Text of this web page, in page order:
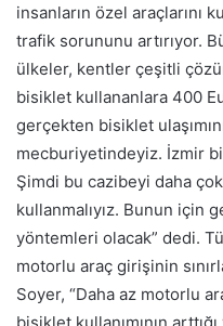
insanların özel araçlarını
trafik sorununu artırıyor.
ülkeler, kentler çeşitli
bisiklet kullananlara 400
gerçekten bisiklet
mecburiyetindeyiz. İzmir
Şimdi bu cazibeyi daha
kullanmalıyız. Bunun için
yöntemleri olacak” dedi.
motorlu araç girişinin
Soyer, “Daha az motorlu
bisiklet kullanımının